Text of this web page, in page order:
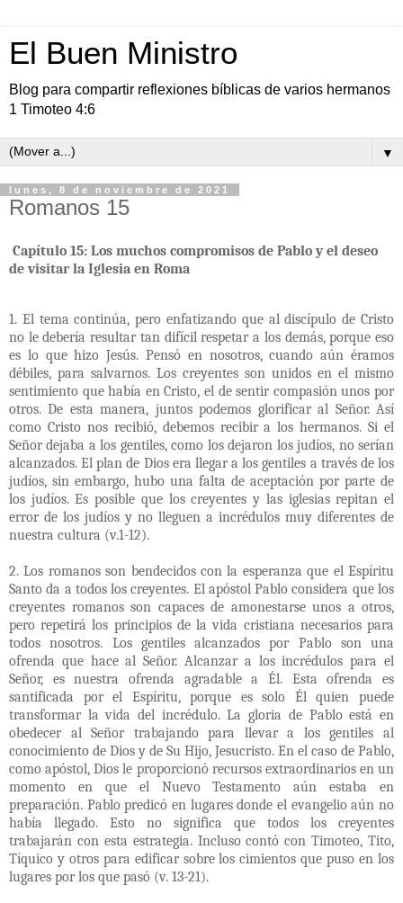
El Buen Ministro
Blog para compartir reflexiones bíblicas de varios hermanos
1 Timoteo 4:6
▼
lunes, 8 de noviembre de 2021
Romanos 15
Capítulo 15: Los muchos compromisos de Pablo y el deseo
de visitar la Iglesia en Roma
1. El tema continúa, pero enfatizando que al discípulo de Cristo
no le debería resultar tan difícil respetar a los demás, porque eso
es lo que hizo Jesús. Pensó en nosotros, cuando aún éramos
débiles, para salvarnos. Los creyentes son unidos en el mismo
sentimiento que había en Cristo, el de sentir compasión unos por
otros. De esta manera, juntos podemos glorificar al Señor. Así
como Cristo nos recibió, debemos recibir a los hermanos. Si el
Señor dejaba a los gentiles, como los dejaron los judíos, no serían
alcanzados. El plan de Dios era llegar a los gentiles a través de los
judíos, sin embargo, hubo una falta de aceptación por parte de
los judíos. Es posible que los creyentes y las iglesias repitan el
error de los judíos y no lleguen a incrédulos muy diferentes de
nuestra cultura (v.1-12).
2. Los romanos son bendecidos con la esperanza que el Espíritu
Santo da a todos los creyentes. El apóstol Pablo considera que los
creyentes romanos son capaces de amonestarse unos a otros,
pero repetirá los principios de la vida cristiana necesarios para
todos nosotros. Los gentiles alcanzados por Pablo son una
ofrenda que hace al Señor. Alcanzar a los incrédulos para el
Señor, es nuestra ofrenda agradable a Él. Esta ofrenda es
santificada por el Espíritu, porque es solo Él quien puede
transformar la vida del incrédulo. La gloria de Pablo está en
obedecer al Señor trabajando para llevar a los gentiles al
conocimiento de Dios y de Su Hijo, Jesucristo. En el caso de Pablo,
como apóstol, Dios le proporcionó recursos extraordinarios en un
momento en que el Nuevo Testamento aún estaba en
preparación. Pablo predicó en lugares donde el evangelio aún no
había llegado. Esto no significa que todos los creyentes
trabajarán con esta estrategia. Incluso contó con Timoteo, Tito,
Tíquico y otros para edificar sobre los cimientos que puso en los
lugares por los que pasó (v. 13-21).